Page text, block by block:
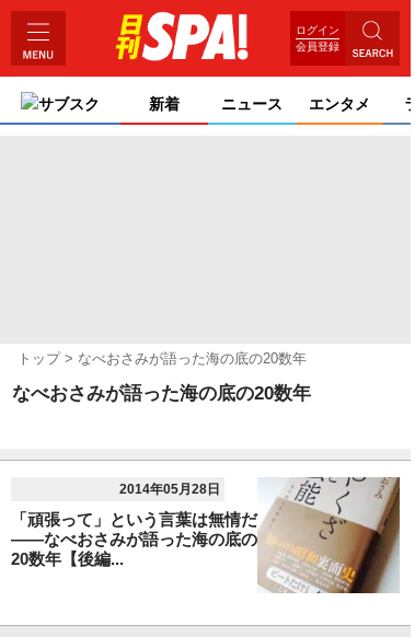
ログイン
会員登録
サブスク 新着 ニュース エンタメ
トップ なべおさみが語った海の底の20数年
なべおさみが語った海の底の20数年
2014年05月28日
「頑張って」という言葉は無情だ
――なべおさみが語った海の底の
20数年【後編...